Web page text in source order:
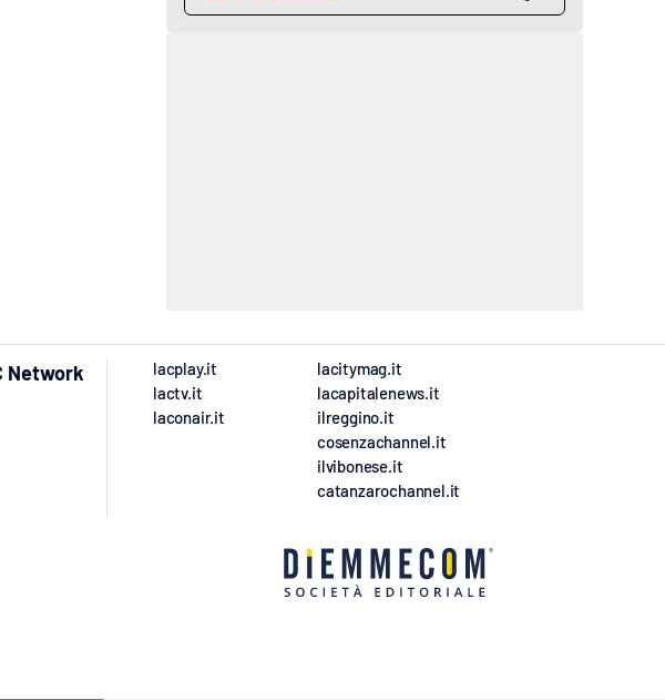
Network
lacplay.it
lactv.it
laconair.it
lacitymag.it
lacapitalenews.it
ilreggino.it
cosenzachannel.it
ilvibonese.it
catanzarochannel.it